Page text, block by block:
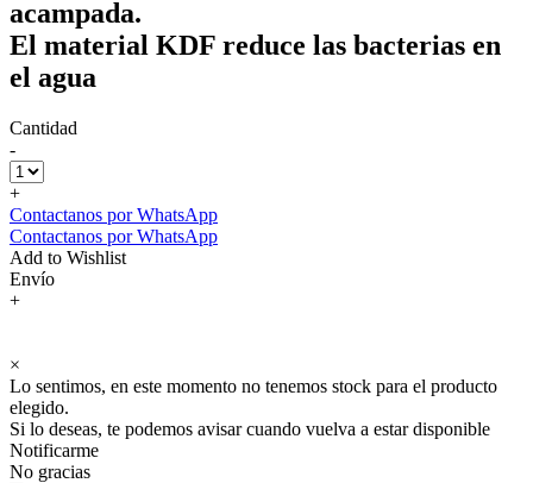
acampada.
El material KDF reduce las bacterias en
el agua
Cantidad
-
+
Contactanos por WhatsApp
Contactanos por WhatsApp
Add to Wishlist
Envío
+
×
Lo sentimos, en este momento no tenemos stock para el producto
elegido.
Si lo deseas, te podemos avisar cuando vuelva a estar disponible
Notificarme
No gracias